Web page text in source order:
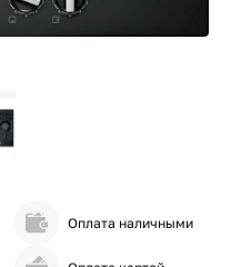
Оплата наличными